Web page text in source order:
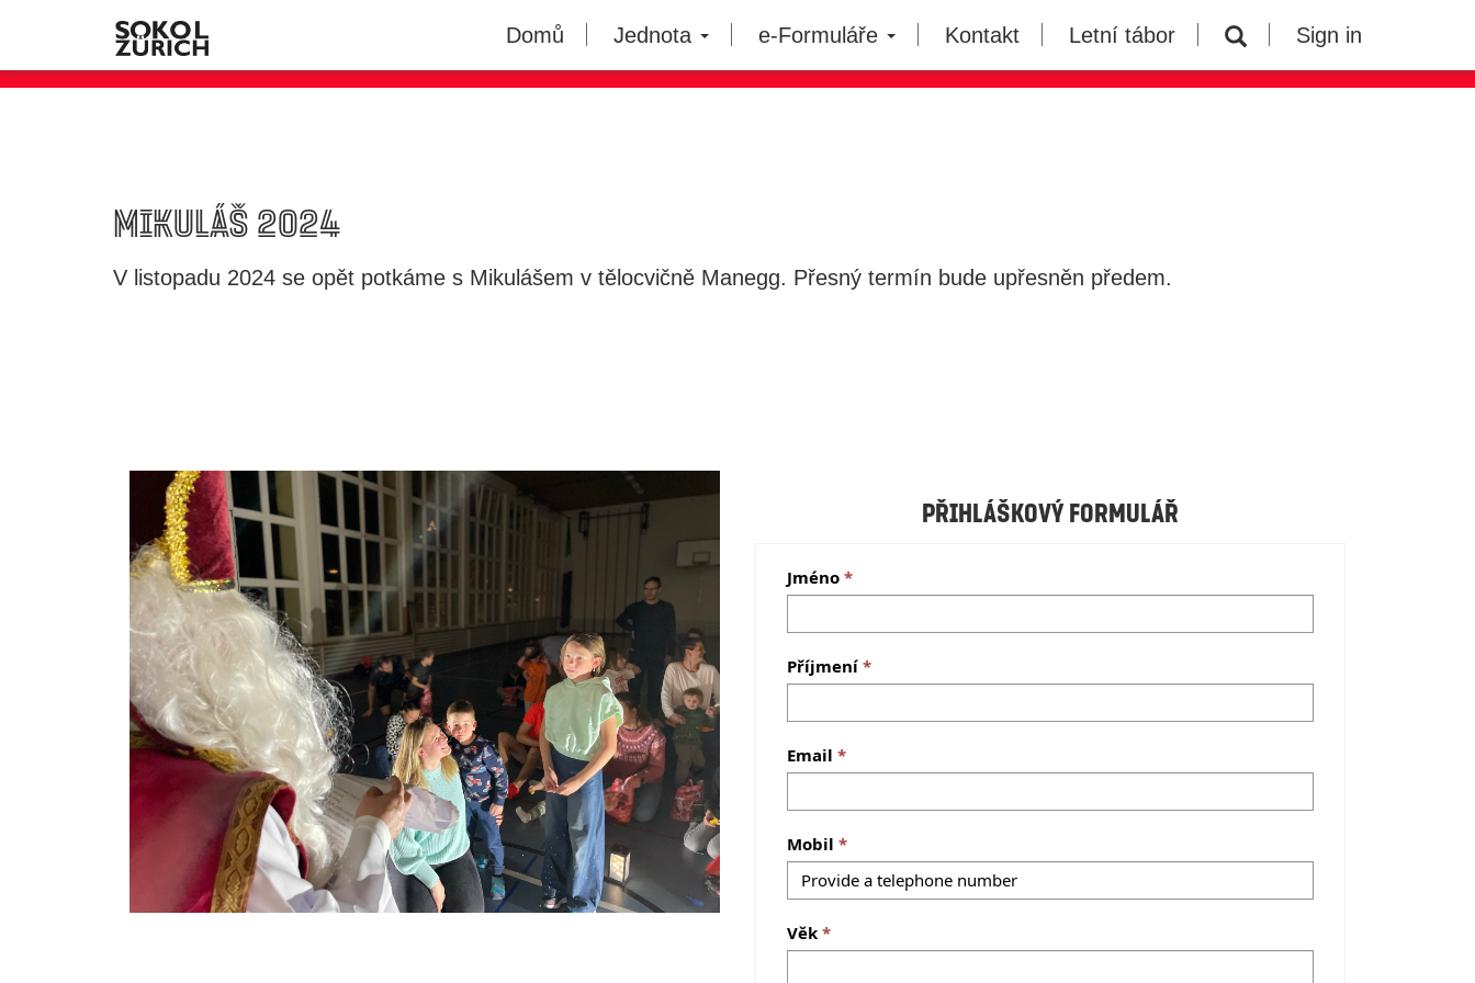
Domů Jednota e-Formuláře Kontakt Letní tábor Sign in
Mikuláš 2024
V listopadu 2024 se opět potkáme s Mikulášem v tělocvičně Manegg. Přesný termín bude upřesněn předem.
Přihláškový formulář
Jméno
Příjmení
Email
Mobil
Věk